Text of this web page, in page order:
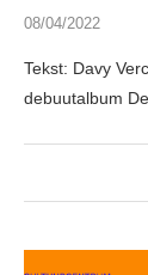
08/04/2022
Tekst: Davy
debuutalbum